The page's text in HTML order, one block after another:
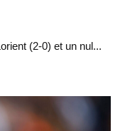
(2-0) et un nul...